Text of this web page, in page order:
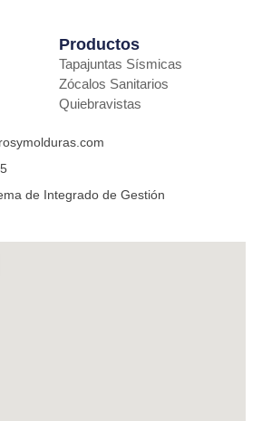
Productos
Tapajuntas Sísmicas
Zócalos Sanitarios
Quiebravistas
de Integrado de Gestión